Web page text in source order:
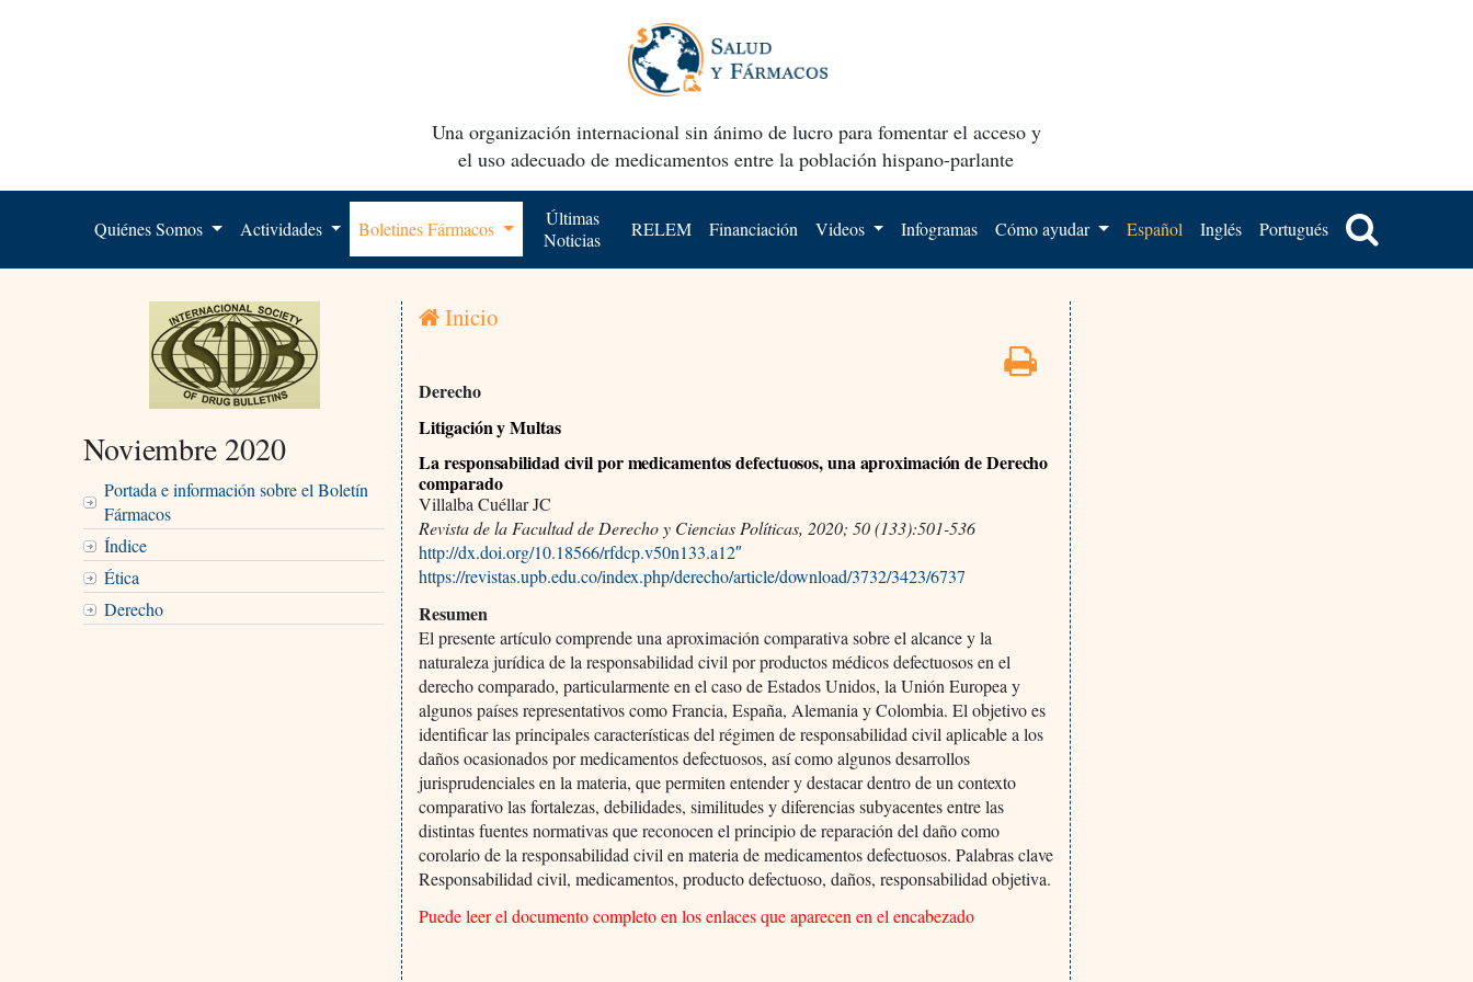
Una organización internacional sin ánimo de lucro para fomentar el acceso y
el uso adecuado de medicamentos entre la población hispano-parlante
Quiénes Somos Actividades Boletines Fármacos
Últimas
Noticias
RELEM Financiación Videos Infogramas Cómo ayudar Español Inglés Portugués
Noviembre 2020
Portada e información sobre el Boletín
Fármacos
Índice
Ética
Derecho
Inicio
Derecho
Litigación y Multas
La responsabilidad civil por medicamentos defectuosos, una aproximación de Derecho
comparado
Villalba Cuéllar JC
Revista de la Facultad de Derecho y Ciencias Políticas, 2020; 50 (133):501-536
http://dx.doi.org/10.18566/rfdcp.v50n133.a12″
https://revistas.upb.edu.co/index.php/derecho/article/download/3732/3423/6737
Resumen
El presente artículo comprende una aproximación comparativa sobre el alcance y la
naturaleza jurídica de la responsabilidad civil por productos médicos defectuosos en el
derecho comparado, particularmente en el caso de Estados Unidos, la Unión Europea y
algunos países representativos como Francia, España, Alemania y Colombia. El objetivo es
identificar las principales características del régimen de responsabilidad civil aplicable a los
daños ocasionados por medicamentos defectuosos, así como algunos desarrollos
jurisprudenciales en la materia, que permiten entender y destacar dentro de un contexto
comparativo las fortalezas, debilidades, similitudes y diferencias subyacentes entre las
distintas fuentes normativas que reconocen el principio de reparación del daño como
corolario de la responsabilidad civil en materia de medicamentos defectuosos. Palabras clave
Responsabilidad civil, medicamentos, producto defectuoso, daños, responsabilidad objetiva.
Puede leer el documento completo en los enlaces que aparecen en el encabezado